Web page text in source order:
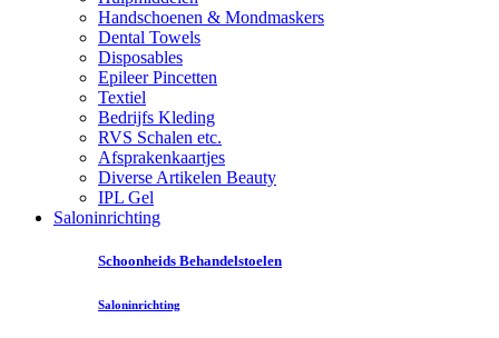
Handschoenen & Mondmaskers
Dental Towels
Disposables
Epileer Pincetten
Textiel
Bedrijfs Kleding
RVS Schalen etc.
Afsprakenkaartjes
Diverse Artikelen Beauty
IPL Gel
Saloninrichting
Schoonheids Behandelstoelen
Saloninrichting